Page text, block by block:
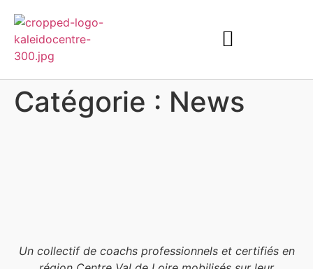
Catégorie : News
Un collectif de coachs professionnels et certifiés en